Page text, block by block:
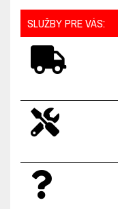
SLUŽBY PRE VÁS: